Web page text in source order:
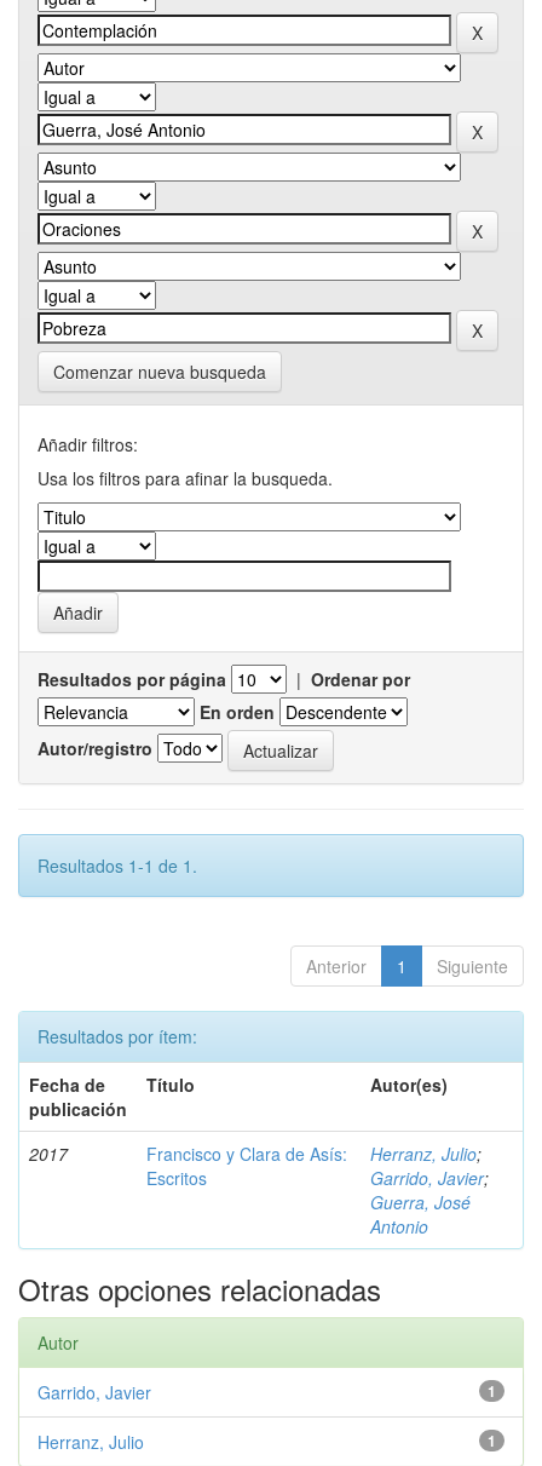
Comenzar nueva busqueda
Añadir filtros:
Usa los filtros para afinar la busqueda.
Resultados por página | Ordenar por
En orden
Autor/registro
Resultados 1-1 de 1.
Anterior 1 Siguiente
Resultados por ítem:
Fecha de
publicación
Título Autor(es)
2017
Francisco y Clara de Asís:
Escritos
Herranz, Julio;
Garrido, Javier;
Guerra, José
Antonio
Otras opciones relacionadas
Autor
1
Garrido, Javier
1
Herranz, Julio